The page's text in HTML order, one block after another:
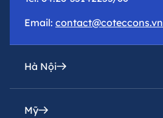
Email: contact@coteccons.vn
Hà Nội
Văn phòng đại diện
Mỹ